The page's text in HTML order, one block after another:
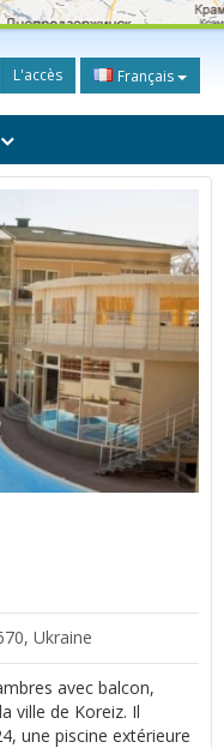
L'accès Français
Ukraine
avec balcon,
ville de Koreiz. Il
une piscine extérieure